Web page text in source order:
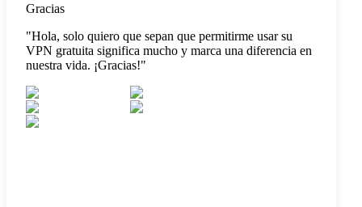
Gracias
"Hola, solo quiero que sepan que permitirme usar su
VPN gratuita significa mucho y marca una diferencia en
nuestra vida. ¡Gracias!"